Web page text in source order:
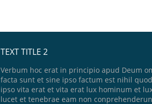
TEXT TITLE 2
Verbum hoc erat in principio apud Deum
facta sunt et sine ipso factum est nihil
ipso vita erat et vita erat lux hominum et
lucet et tenebrae eam non